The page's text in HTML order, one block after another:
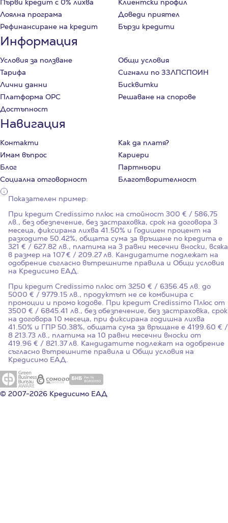
Първи кредит с 0% лихва
Клиентски профил
Лоялна програма
Доведи приятел
Рефинансиране на кредит
Бързи кредити
Информация
Условия за ползване
Общи условия
Тарифа
Сигнали по ЗЗЛПСПОИН
Лични данни
Бисквитки
Платформа ОРС
Решаване на спорове
Достъпност
Навигация
Контакти
Как да платя?
Имам въпрос
Кариери
Блог
Партньори
Социална отговорност
Благотворителност
Показателен пример:
При кредит Credissimo плюс на стойност 300 € / 586,75
лв., без обезпечение, без застраховка, срок на договора 3
месеца, фиксирана лихва 41.50% и Годишен процент на
разходите 50.42%, общата сума за връщане по кредита е
321 € / 627.82 лв., платима на 3 равни месечни вноски, всяка
в размер на 107 € / 209.27 лв. Кандидатите подлежат на
одобрение съгласно вътрешните правила и Общи условия
на Кредисимо ЕАД.
При кредит Credissimo плюс от 3250 € / 6356.45 лв. до
5000 € / 9779.15 лв., продуктът не се комбинира с
промоции и промо кодове. При кредит Credissimo Плюс от
3500 € / 6845.41 лв., без обезпечение, без застраховка, срок
на договора 10 месеца, при фиксирана годишна лихва
41.50% и ГПР 50.38%, общата сума за връщане е 4199.60 € /
8 213.73 лв., платима на 10 равни месечни вноски от
419.96 € / 821.37 лв. Кандидатите подлежат на одобрение
съгласно вътрешните правила и Общи условия на
Кредисимо ЕАД.
© 2007-2026 Кредисимо ЕАД